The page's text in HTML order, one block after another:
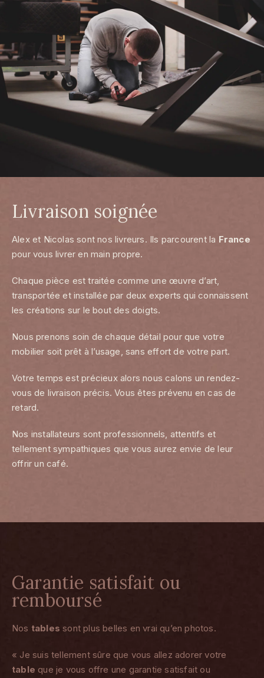
Livraison soignée
Alex et Nicolas sont nos livreurs. Ils parcourent la France
pour vous livrer en main propre.
Chaque pièce est traitée comme une œuvre d’art,
transportée et installée par deux experts qui connaissent
les créations sur le bout des doigts.
Nous prenons soin de chaque détail pour que votre
mobilier soit prêt à l’usage, sans effort de votre part.
Votre temps est précieux alors nous calons un rendez-
vous de livraison précis. Vous êtes prévenu en cas de
retard.
Nos installateurs sont professionnels, attentifs et
tellement sympathiques que vous aurez envie de leur
offrir un café.
Garantie satisfait ou
remboursé
Nos tables sont plus belles en vrai qu’en photos.
« Je suis tellement sûre que vous allez adorer votre
table que je vous offre une garantie satisfait ou